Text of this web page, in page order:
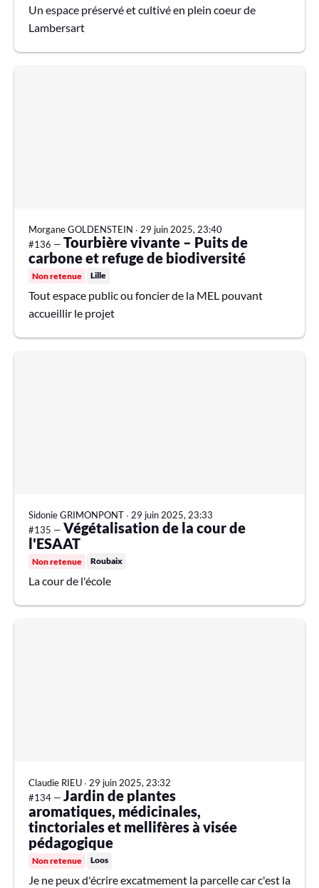
Un espace préservé et cultivé en plein coeur de
Lambersart
Morgane GOLDENSTEIN ∙ 29 juin 2025, 23:40
#136 — Tourbière vivante – Puits de
carbone et refuge de biodiversité
Non retenue Lille
Tout espace public ou foncier de la MEL pouvant
accueillir le projet
Sidonie GRIMONPONT ∙ 29 juin 2025, 23:33
#135 — Végétalisation de la cour de
l'ESAAT
Non retenue Roubaix
La cour de l'école
Claudie RIEU ∙ 29 juin 2025, 23:32
#134 — Jardin de plantes
aromatiques, médicinales,
tinctoriales et mellifères à visée
pédagogique
Non retenue Loos
Je ne peux d'écrire excatmement la parcelle car c'est la